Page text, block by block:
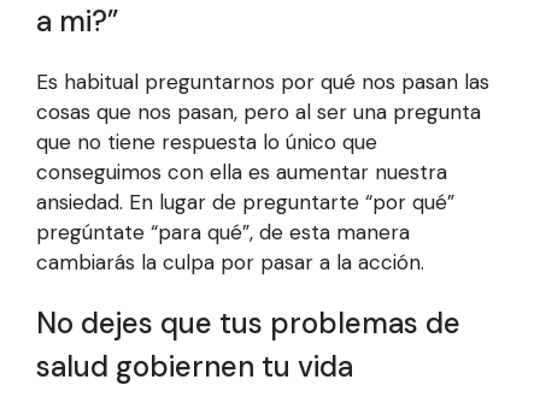
a mi?”
Es habitual preguntarnos por qué nos pasan las
cosas que nos pasan, pero al ser una pregunta
que no tiene respuesta lo único que
conseguimos con ella es aumentar nuestra
ansiedad. En lugar de preguntarte “por qué”
pregúntate “para qué”, de esta manera
cambiarás la culpa por pasar a la acción.
No dejes que tus problemas de
salud gobiernen tu vida